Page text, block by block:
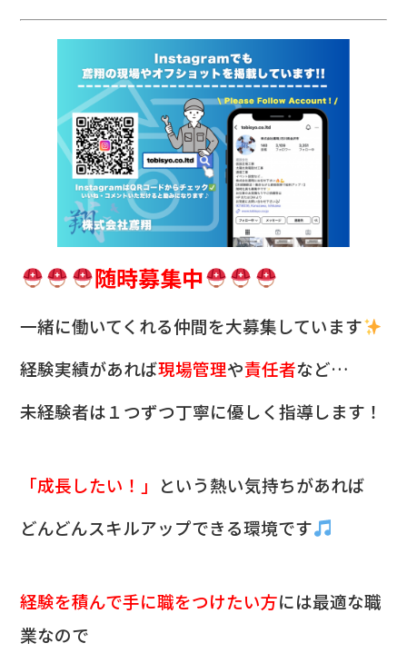
随時募集中
一緒に働いてくれる仲間を大募集しています
経験実績があれば現場管理や責任者など…
未経験者は１つずつ丁寧に優しく指導します！
「成長したい！」 という熱い気持ちがあれば
どんどんスキルアップできる環境です
経験を積んで手に職をつけたい方には最適な職
業なので